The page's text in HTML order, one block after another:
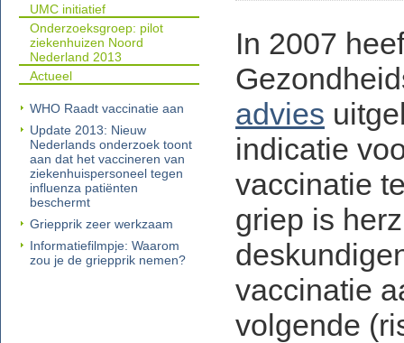
UMC initiatief
Onderzoeksgroep: pilot
ziekenhuizen Noord
Nederland 2013
Actueel
WHO Raadt vaccinatie aan
Update 2013: Nieuw
Nederlands onderzoek toont
aan dat het vaccineren van
ziekenhuispersoneel tegen
influenza patiënten
beschermt
Griepprik zeer werkzaam
Informatiefilmpje: Waarom
zou je de griepprik nemen?
In 2007
advies
indicatie
vaccinatie
griep is
vaccinatie
volgende